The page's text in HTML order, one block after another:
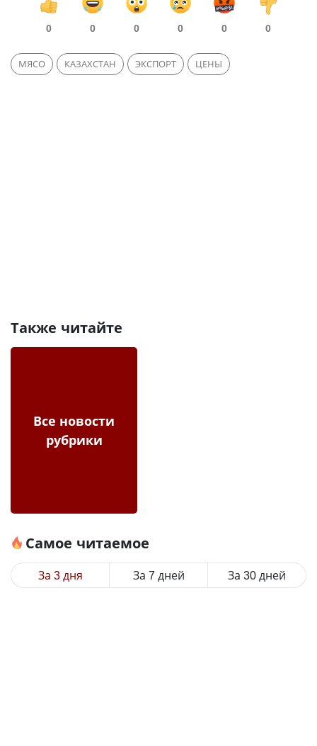
0 0 0 0 0 0
МЯСО КАЗАХСТАН ЭКСПОРТ ЦЕНЫ
Также читайте
Все новости
рубрики
Самое читаемое
За 3 дня За 7 дней За 30 дней